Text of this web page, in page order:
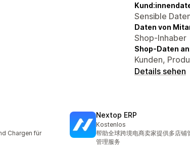
Sensible
Daten von
Shop-Inhaber
Shop-Daten
Kunden,
Details sehen
Chargen für
Nextop ERP
Kostenlos
帮助全球跨境电商卖家提供多店铺
管理服务